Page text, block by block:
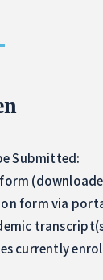
Submitted:
form via
currently